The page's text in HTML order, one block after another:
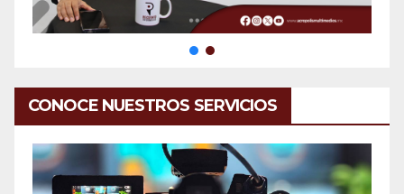
CONOCE NUESTROS SERVICIOS